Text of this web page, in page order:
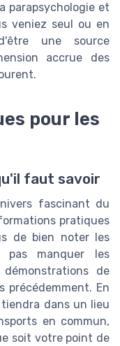
parapsychologie et
veniez seul ou en
une source
accrue des
pour les
faut savoir
fascinant du
pratiques
de bien noter les
manquer les
de
précédemment. En
dans un lieu
en commun,
soit votre point de